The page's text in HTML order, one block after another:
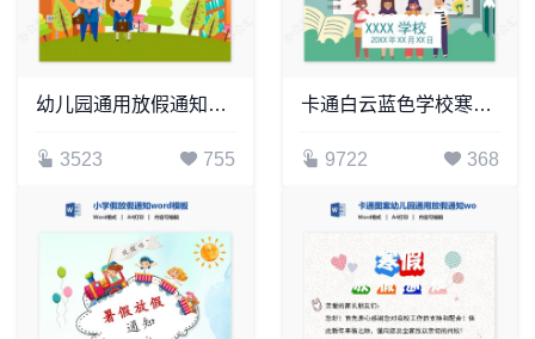
幼儿园通用放假通知word模板
3523 755
卡通白云蓝色学校寒假放假通知word模板
9722 368